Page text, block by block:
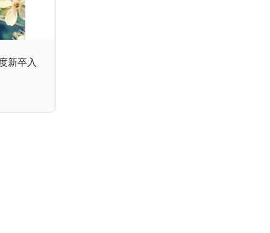
新卒入